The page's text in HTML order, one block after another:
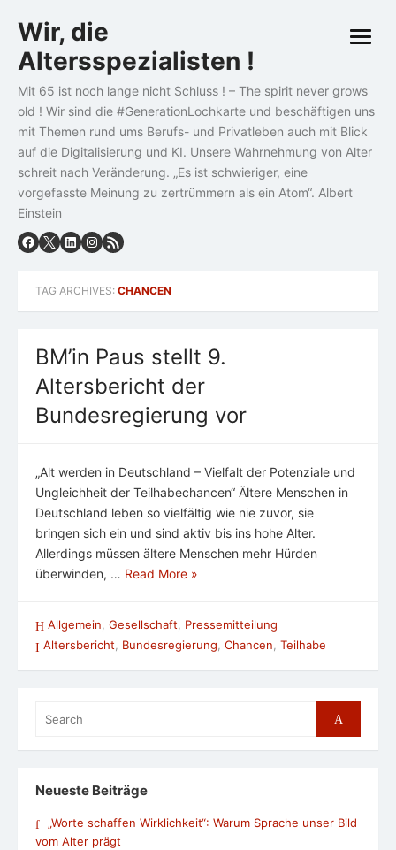
to
content
Wir, die
Altersspezialisten !
Mit 65 ist noch lange nicht Schluss ! – The spirit never grows
old ! Wir sind die #GenerationLochkarte und beschäftigen uns
mit Themen rund ums Berufs- und Privatleben auch mit Blick
auf die Digitalisierung und KI. Unsere Wahrnehmung von Alter
schreit nach Veränderung. „Es ist schwieriger, eine
vorgefasste Meinung zu zertrümmern als ein Atom“. Albert
Einstein
open
TAG ARCHIVES: CHANCEN
BM’in Paus stellt 9.
Altersbericht der
Bundesregierung vor
„Alt werden in Deutschland – Vielfalt der Potenziale und
Ungleichheit der Teilhabechancen“ Ältere Menschen in
Deutschland leben so vielfältig wie nie zuvor, sie
bringen sich ein und sind aktiv bis ins hohe Alter.
Allerdings müssen ältere Menschen mehr Hürden
überwinden, … Read More »
Allgemein Gesellschaft
Pressemitteilung
Altersbericht, Bundesregierung, Chancen, Teilhabe
for:
Search
Neueste Beiträge
„Worte schaffen Wirklichkeit“: Warum Sprache unser Bild
vom Alter prägt